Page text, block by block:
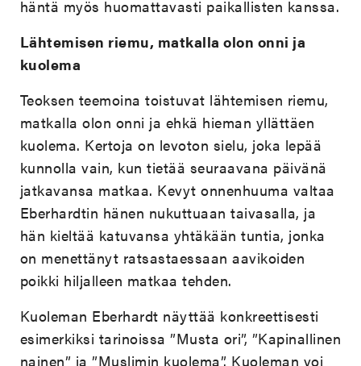
häntä myös huomattavasti paikallisten kanssa.
Lähtemisen riemu, matkalla olon onni ja
kuolema
Teoksen teemoina toistuvat lähtemisen riemu,
matkalla olon onni ja ehkä hieman yllättäen
kuolema. Kertoja on levoton sielu, joka lepää
kunnolla vain, kun tietää seuraavana päivänä
jatkavansa matkaa. Kevyt onnenhuuma valtaa
Eberhardtin hänen nukuttuaan taivasalla, ja
hän kieltää katuvansa yhtäkään tuntia, jonka
on menettänyt ratsastaessaan aavikoiden
poikki hiljalleen matkaa tehden.
Kuoleman Eberhardt näyttää konkreettisesti
esimerkiksi tarinoissa ”Musta ori”, ”Kapinallinen
nainen” ja ”Muslimin kuolema”. Kuoleman voi